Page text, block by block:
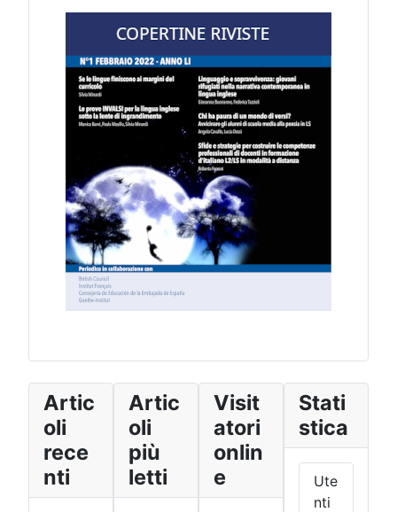
Artic
oli
rece
nti
Artic
oli
più
letti
Visit
atori
onlin
e
Stati
stica
Ute
nti